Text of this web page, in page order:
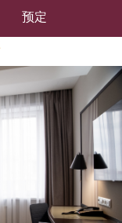
预定